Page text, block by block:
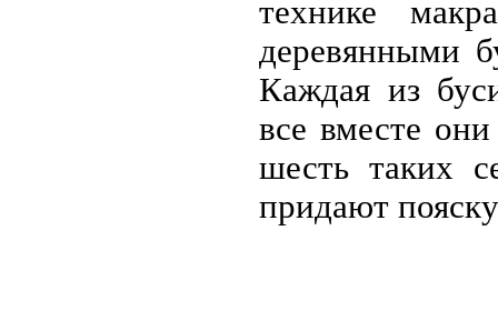
технике
деревянными
Каждая из
все вместе
шесть таких
придают